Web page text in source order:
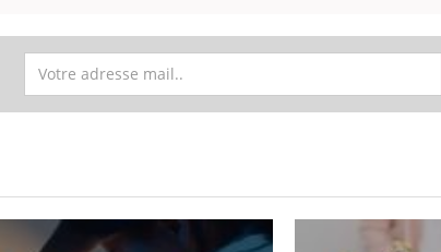
Chronique des Mains : se
pour l’été !Youtube
et avec lui, un tout nouveau